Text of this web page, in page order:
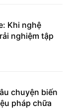
Khi nghệ
nghiệm tập
chuyện biến
pháp chữa